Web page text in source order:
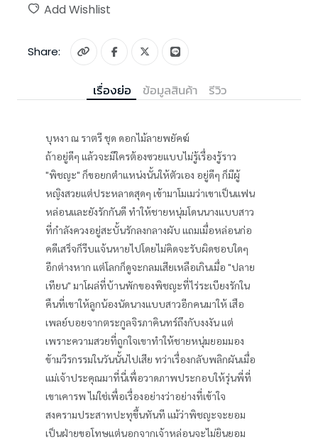
Add Wishlist
Share:
เรื่องย่อ ข้อมูลสินค้า รีวิว
บุหงา ณ ราตรี ชุด ดอกไม้ลายพยัคฆ์
ถ้าอยู่ดีๆ แล้วจะมีใครต้องซวยแบบไม่รู้เรื่องรู้ราว
"พิชญะ" ก็ขอยกตำแหน่งนั้นให้ตัวเอง อยู่ดีๆ ก็มีผู้
หญิงสวยแต่ประหลาดสุดๆ เข้ามาโมเมว่าเขาเป็นแฟน
หล่อนและยังรักกันดี ทำให้ชายหนุ่มโดนนางแบบสาว
ที่กำลังควงอยู่สะบั้นรักลงกลางผับ แถมเมื่อหล่อนก่อ
คดีเสร็จก็รีบแจ้นหายไปโดยไม่คิดจะรับผิดชอบใดๆ
อีกต่างหาก แต่โลกก็ดูจะกลมเสียเหลือเกินเมื่อ "ปลาย
เทียน" มาโผล่ที่บ้านพักของพิชญะที่ไร่ระเบียงรักใน
คืนที่เขาให้ลูกน้องนัดนางแบบสาวอีกคนมาให้ เสือ
เพลย์บอยจากตระกูลจิรภาคินทร์ถึงกับงงงัน แต่
เพราะความสวยที่ถูกใจเขาทำให้ชายหนุ่มยอมมอง
ข้ามวีรกรรมในวันนั้นไปเสีย ทว่าเรื่องกลับพลิกผันเมื่อ
แม่เจ้าประคุณมาที่นี่เพื่อวาดภาพประกอบให้รุ่นพี่ที่
เขาเคารพ ไม่ใช่เพื่อเรื่องอย่างว่าอย่างที่เข้าใจ
สงครามประสาทปะทุขึ้นทันที แม้ว่าพิชญะจะยอม
เป็นฝ่ายขอโทษแต่นอกจากเจ้าหล่อนจะไม่ยินยอม